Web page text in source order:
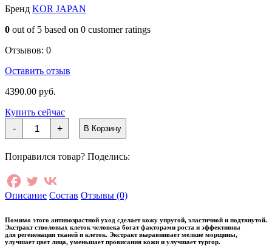
Бренд KOR JAPAN
0 out of 5 based on 0 customer ratings
Отзывов: 0
Оставить отзыв
4390.00 руб.
Купить сейчас
-
Количество
товара
THE
CELL
＆
GLUTATHIONE
PURE
55ml/
Антивозрастная
сыворотка
+ В Корзину
Понравился товар? Поделись:
Описание Состав Отзывы (0)
Помимо этого антивозрастной уход сделает кожу упругой, эластичной и подтянутой.
Экстракт стволовых клеток человека богат факторами роста и эффективны
для регененации тканей и клеток. Экстракт выравнивает мелкие морщины,
улучшает цвет лица, уменьшает провисания кожи и улучшает тургор.